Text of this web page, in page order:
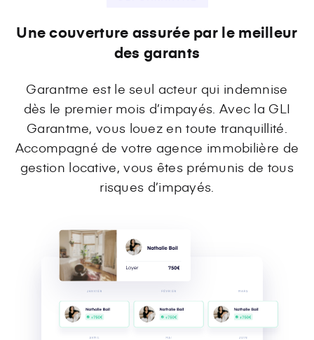
Une couverture assurée par le meilleur
des garants
Garantme est le seul acteur qui indemnise
dès le premier mois d’impayés. Avec la GLI
Garantme, vous louez en toute tranquillité.
Accompagné de votre agence immobilière de
gestion locative, vous êtes prémunis de tous
risques d’impayés.